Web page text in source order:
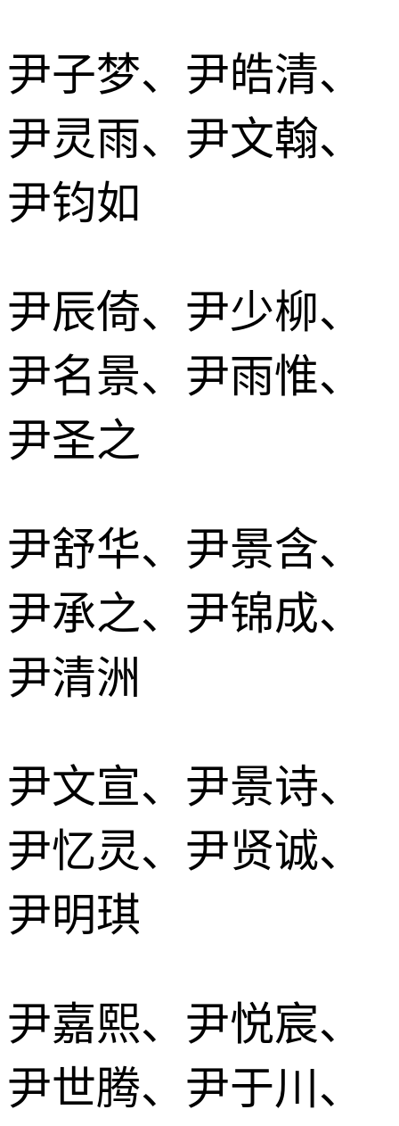
尹子梦、尹皓清、
尹灵雨、尹文翰、
尹钧如
尹辰倚、尹少柳、
尹名景、尹雨惟、
尹圣之
尹舒华、尹景含、
尹承之、尹锦成、
尹清洲
尹文宣、尹景诗、
尹忆灵、尹贤诚、
尹明琪
尹嘉熙、尹悦宸、
尹世腾、尹于川、